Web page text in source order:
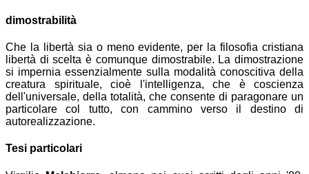
dimostrabilità
Che la libertà sia o meno evidente, per la filosofia cristiana
libertà di scelta è comunque dimostrabile. La dimostrazione
si impernia essenzialmente sulla modalità conoscitiva della
creatura spirituale, cioè l'intelligenza, che è coscienza
dell'universale, della totalità, che consente di paragonare un
particolare col tutto, con cammino verso il destino di
autorealizzazione.
Tesi particolari